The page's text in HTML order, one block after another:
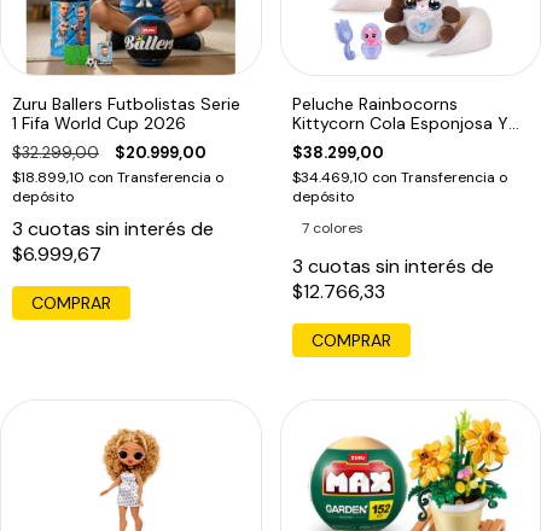
Zuru Ballers Futbolistas Serie
1 Fifa World Cup 2026
$32.299,00 $20.999,00
$18.899,10 con Transferencia o
depósito
3 cuotas sin interés de
$6.999,67
Peluche Rainbocorns
Kittycorn Cola Esponjosa Y
10 Sorpresas
$38.299,00
$34.469,10 con Transferencia o
depósito
7 colores
3 cuotas sin interés de
$12.766,33
COMPRAR